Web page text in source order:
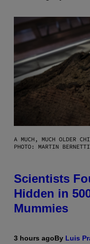
A MUCH, MUCH OLDER
PHOTO: MARTIN
Scientists
Hidden in
Mummies
3 hours agoBy Luis